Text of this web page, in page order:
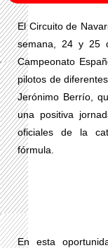
El Circuito de
semana, 24 y 25
Campeonato
pilotos de
Jerónimo Berrío,
una positiva
oficiales de la
fórmula.
En esta